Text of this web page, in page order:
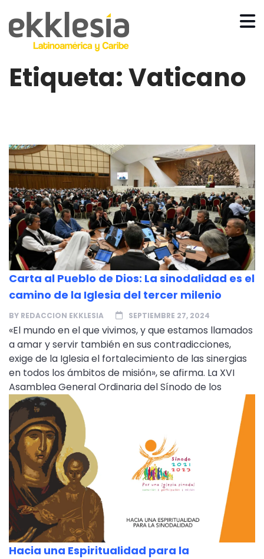
Etiqueta:Vaticano
Carta al Pueblo de Dios: La sinodalidad es el
camino de la Iglesia del tercer milenio
BY REDACCION EKKLESIA SEPTIEMBRE 27, 2024
«El mundo en el que vivimos, y que estamos llamados
a amar y servir también en sus contradicciones,
exige de la Iglesia el fortalecimiento de las sinergias
en todos los ámbitos de misión», se afirma. La XVI
Asamblea General Ordinaria del Sínodo de los
Hacia una Espiritualidad para la